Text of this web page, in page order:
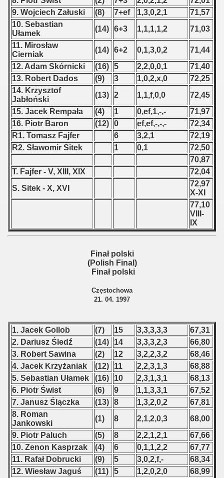
9. Wojciech Załuski
(8) 7+ef 1,3,0,2,1
71,57
10. Sebastian
Ułamek
(14) 6+3 1,1,1,1,2
71,03
11. Mirosław
Cierniak
(14) 6+2 0,1,3,0,2
71,44
12. Adam Skórnicki
(16) 5 2,2,0,0,1
71,40
13. Robert Dados
(9) 3 1,0,2,x,0
72,25
14. Krzysztof
Jabłoński
(13) 2 1,1,f,0,0
72,45
15. Jacek Rempała
(4) 1 0,ef,1,-,-
71,97
16. Piotr Baron
(12) 0 ef,ef,-,-,-
72,34
R1. Tomasz Fajfer
6 3,2,1
72,19
R2. Sławomir Sitek
1 0,1
72,50
70,87
T. Fajfer - V, XIII, XIX
72,04
S. Sitek - X, XVI
72,97
X-XI
77,10
VIII-
IX
Finał polski
(Polish Final)
Finał polski
Częstochowa
21. 04. 1997
1. Jacek Gollob (7) 15 3,3,3,3,3
67,31
2. Dariusz Śledź
(14) 14 3,3,3,2,3
66,80
3. Robert Sawina
(2) 12 3,2,2,3,2
68,46
4. Jacek Krzyżaniak
(12) 11 2,2,3,1,3
68,88
5. Sebastian Ułamek
(16) 10 2,3,1,3,1
68,13
6. Piotr Świst
(6) 9 1,1,3,3,1
67,52
7. Janusz Ślączka
(13) 8 1,3,2,0,2
67,81
8. Roman
Jankowski
(1) 8 2,1,2,0,3
68,00
9. Piotr Paluch
(5) 8 2,2,1,2,1
67,66
10. Zenon Kasprzak
(4) 6 0,1,1,2,2
67,77
11. Rafał Dobrucki
(9) 5 3,0,2,f,-
68,34
12. Wiesław Jaguś
(11) 5 1,2,0,2,0 68,99
- 1964
- 1965
- 1966
- 1967
- 1968
- 1969
- 1970
1983
1984
1986